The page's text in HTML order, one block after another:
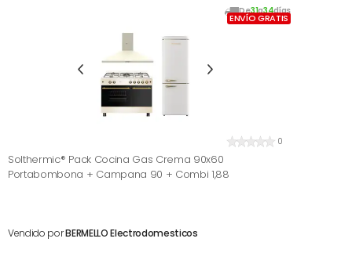
De31a34días
ENVÍO GRATIS
0
Solthermic® Pack Cocina Gas Crema 90x60
Portabombona + Campana 90 + Combi 1,88
Vendido porBERMELLO Electrodomesticos